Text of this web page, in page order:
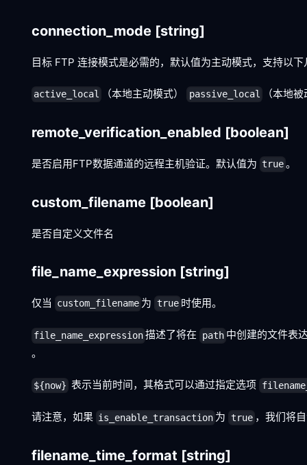
connection_mode [string]
目标 FTP 连接模式是必需的，默认值为主动模式，支持以下
active_local （本地主动模式） passive_local （本地
remote_verification_enabled [boolean]
是否启用FTP数据通道的远程主机验证。默认值为 true 。
custom_filename [boolean]
是否自定义文件名
file_name_expression [string]
仅当 custom_filename 为 true 时使用。
file_name_expression 描述了将在 path 中创建的文件表
。
${now} 表示当前时间，其格式可以通过指定选项
请注意，如果 is_enable_transaction 为 true ，我们将
filename_time_format [string]